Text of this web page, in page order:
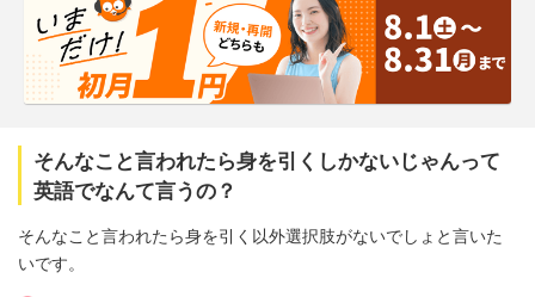
そんなこと言われたら身を引くしかないじゃんって
英語でなんて言うの？
そんなこと言われたら身を引く以外選択肢がないでしょと言いた
いです。